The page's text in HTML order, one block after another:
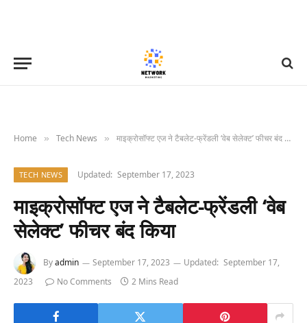
Home » Tech News » माइक्रोसॉफ्ट एज ने टैबलेट-फ्रेंडली ‘वेब सेलेक्ट’ फीचर बंद किया
TECH NEWS Updated: September 17, 2023
माइक्रोसॉफ्ट एज ने टैबलेट-फ्रेंडली ‘वेब
सेलेक्ट’ फीचर बंद किया
Byadmin September 17, 2023 Updated: September 17,
2023
No Comments 2 Mins Read